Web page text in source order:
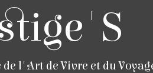
l'Art de Vivre et du